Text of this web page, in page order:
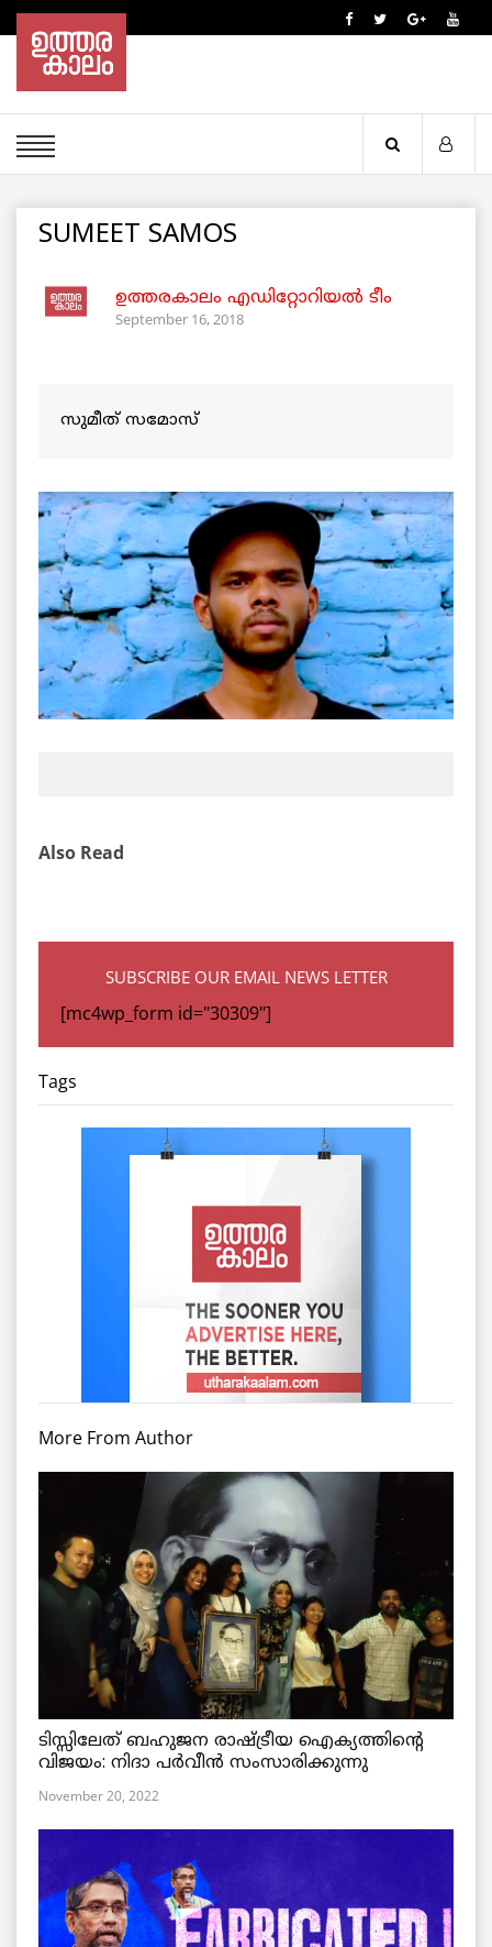
SUMEET SAMOS
ഉത്തരകാലം എഡിറ്റോറിയല്‍ ടീം
September 16, 2018
സുമീത് സമോസ്
Also Read
SUBSCRIBE OUR EMAIL NEWS LETTER
[mc4wp_form id="30309"]
Tags
More From Author
ടിസ്സിലേത് ബഹുജന രാഷ്ട്രീയ ഐക്യത്തിന്റെ
വിജയം: നിദാ പർവീൻ സംസാരിക്കുന്നു
November 20, 2022